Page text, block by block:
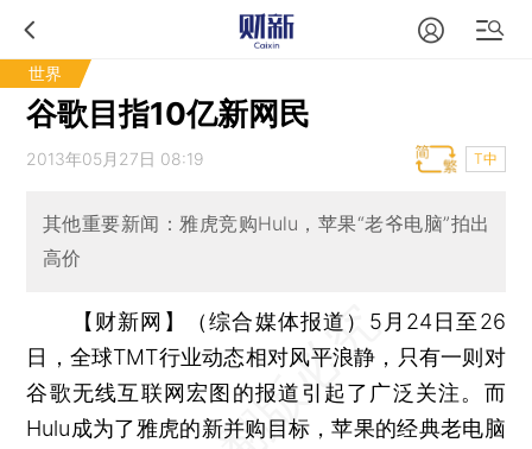
世界
谷歌目指10亿新网民
2013年05月27日 08:19 T中
其他重要新闻：雅虎竞购Hulu，苹果“老爷电脑”拍出
高价
【财新网】（综合媒体报道） 5月24日至26
日，全球TMT行业动态相对风平浪静，只有一则对
谷歌无线互联网宏图的报道引起了广泛关注。而
Hulu成为了雅虎的新并购目标，苹果的经典老电脑